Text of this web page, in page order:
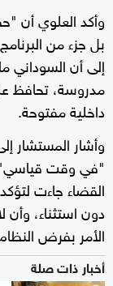
وأكد العلوي أن
إلى أن
مدروسة، تحافظ
داخلية مفتوحة.
وأشار المستشار
"في وقت قياسي"،
القضاء جاءت
دون استثناء، وأن
الأمر بفرض
أخبار ذات صلة